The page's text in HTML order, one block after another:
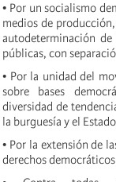
• Por un socialismo
medios de
autodeterminación
públicas, con
• Por la unidad del
sobre bases
diversidad de
la burguesía y el
• Por la extensión de
derechos